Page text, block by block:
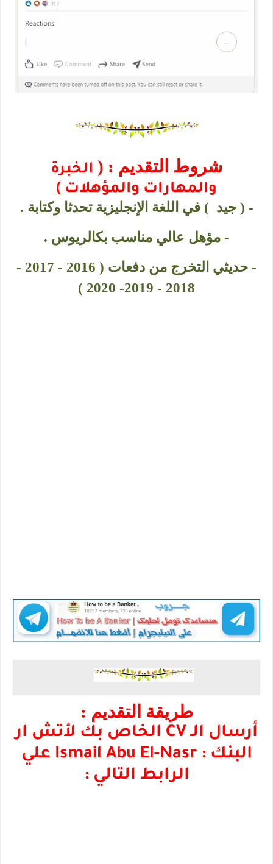
شروط التقديم : ( الخبرة
والمهارات والمؤهلات )
- ( جيد ) في اللغة الإنجليزية تحدثا وكتابة .
- مؤهل عالي مناسب بكالريوس .
- حديثي التخرج من دفعات ( 2016 - 2017 -
2018 - 2019- 2020 )
طريقة التقديم :
أرسال الـ CV الخاص بك لأتش ار
البنك :Ismail Abu El-Nasr علي
الرابط التالي :